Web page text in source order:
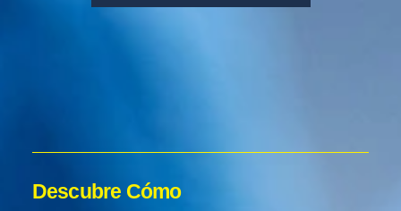
CONTENIDO DESTACADO
España?
¿Cuánto cuesta un tratamiento de pelo en
España?
Descubre Cómo